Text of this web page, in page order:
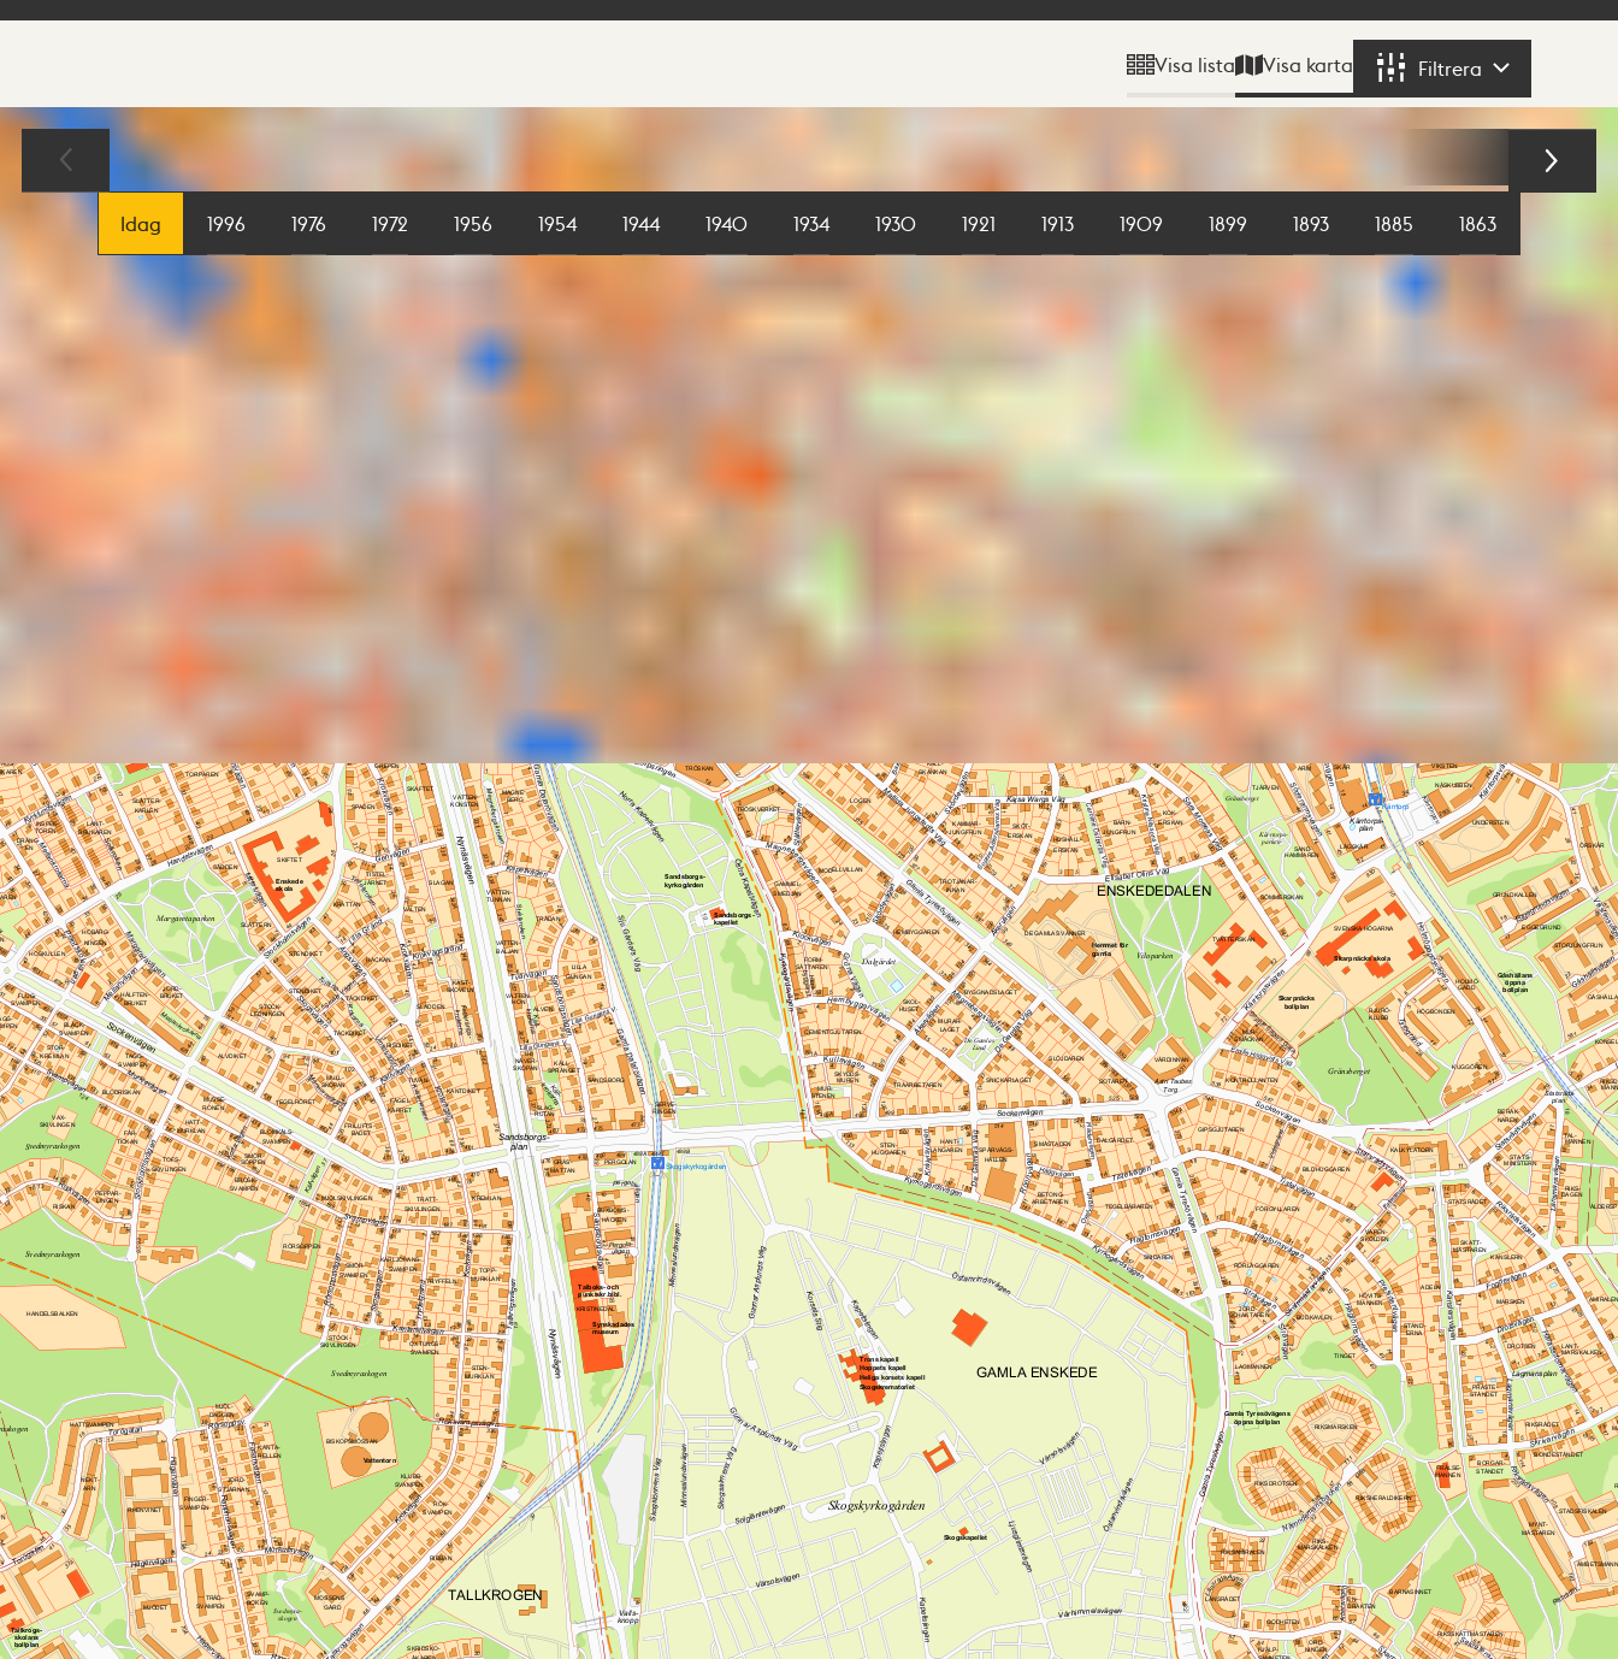
Visa lista Visa karta Filtrera
Karta
Idag 1996 1976 1972 1956 1954 1944 1940 1934 1930 1921 1913 1909 1899 1893 1885 1863